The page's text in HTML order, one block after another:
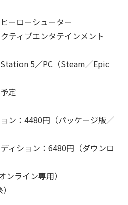
ーローシューター
ティブエンタテインメント
5／PC（Steam／Epic
定
ン：4480円（パッケージ版／
ィション：6480円（ダウンロ
ンライン専用）